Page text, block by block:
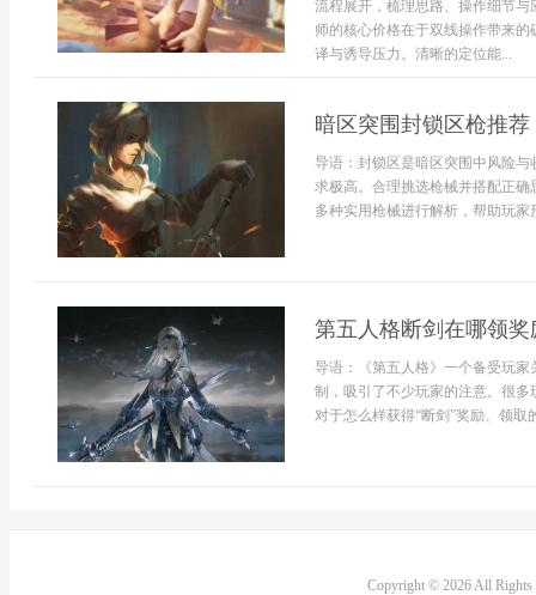
流程展开，梳理思路、操作细节
师的核心价格在于双线操作带来
译与诱导压力。清晰的定位能...
暗区突围封锁区枪推荐
导语：封锁区是暗区突围中风险
求极高。合理挑选枪械并搭配正
多种实用枪械进行解析，帮助玩
第五人格断剑在哪领奖
导语：《第五人格》一个备受玩
制，吸引了不少玩家的注意。很
对于怎么样获得“断剑”奖励、领
Copyright © 2026 All